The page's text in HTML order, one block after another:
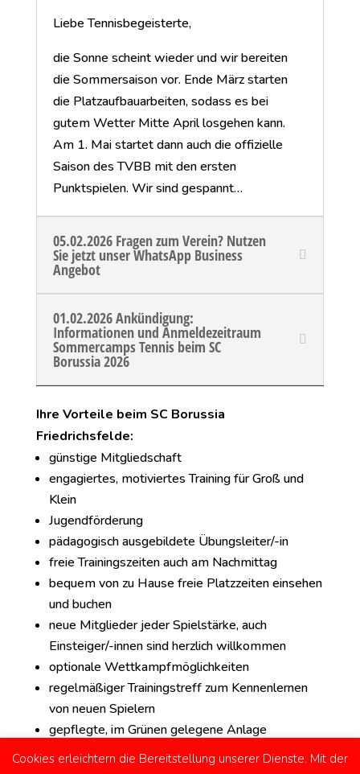
Liebe Tennisbegeisterte,
die Sonne scheint wieder und wir bereiten
die Sommersaison vor. Ende März starten
die Platzaufbauarbeiten, sodass es bei
gutem Wetter Mitte April losgehen kann.
Am 1. Mai startet dann auch die offizielle
Saison des TVBB mit den ersten
Punktspielen. Wir sind gespannt…
05.02.2026 Fragen zum Verein? Nutzen
Sie jetzt unser WhatsApp Business
Angebot
01.02.2026 Ankündigung:
Informationen und Anmeldezeitraum
Sommercamps Tennis beim SC
Borussia 2026
Ihre Vorteile beim SC Borussia
Friedrichsfelde:
günstige Mitgliedschaft
engagiertes, motiviertes Training für Groß und
Klein
Jugendförderung
pädagogisch ausgebildete Übungsleiter/-in
freie Trainingszeiten auch am Nachmittag
bequem von zu Hause freie Platzzeiten einsehen
und buchen
neue Mitglieder jeder Spielstärke, auch
Einsteiger/-innen sind herzlich willkommen
optionale Wettkampfmöglichkeiten
regelmäßiger Trainingstreff zum Kennenlernen
von neuen Spielern
gepflegte, im Grünen gelegene Anlage
nur 15min von der Stadtmitte entfernt
Cookies erleichtern die Bereitstellung unserer Dienste. Mit der